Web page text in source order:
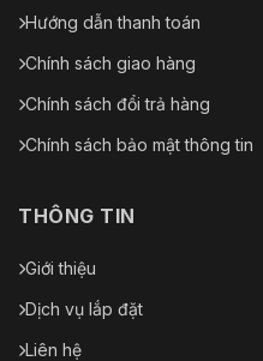
Hướng dẫn thanh toán
Chính sách giao hàng
Chính sách đổi trả hàng
Chính sách bảo mật thông tin
THÔNG TIN
Giới thiệu
Dịch vụ lắp đặt
Liên hệ